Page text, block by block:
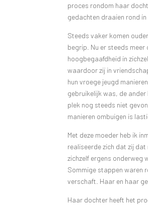
proces rondom haar
gedachten draaien rond in
Steeds vaker komen
begrip. Nu er steeds meer
hoogbegaafdheid in
waardoor zij in
hun vroege jeugd
gebruikelijk was, de ander
plek nog steeds niet
manieren ombuigen is
Met deze moeder heb ik
realiseerde zich dat zij
zichzelf ergens onderweg
Sommige stappen waren
verschaft. Haar en haar
Haar dochter heeft het